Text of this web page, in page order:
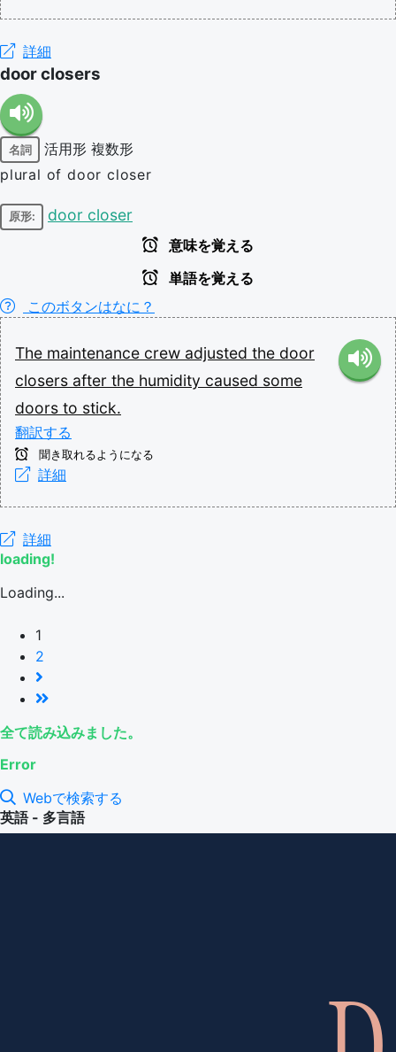
詳細
door closers
名詞 活用形 複数形
plural of door closer
原形: door closer
意味を覚える
単語を覚える
このボタンはなに？
The maintenance crew adjusted the door
closers after the humidity caused some
doors to stick.
翻訳する
聞き取れるようになる
詳細
詳細
loading!
Loading...
1
2
全て読み込みました。
Error
Webで検索する
英語 - 多言語